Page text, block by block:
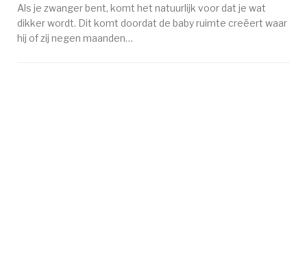
Als je zwanger bent, komt het natuurlijk voor dat je wat
dikker wordt. Dit komt doordat de baby ruimte creëert waar
hij of zij negen maanden…